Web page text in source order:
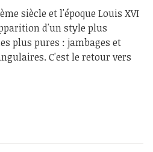
siècle et l'époque Louis XVI
d'un style plus
plus pures : jambages et
C'est le retour vers